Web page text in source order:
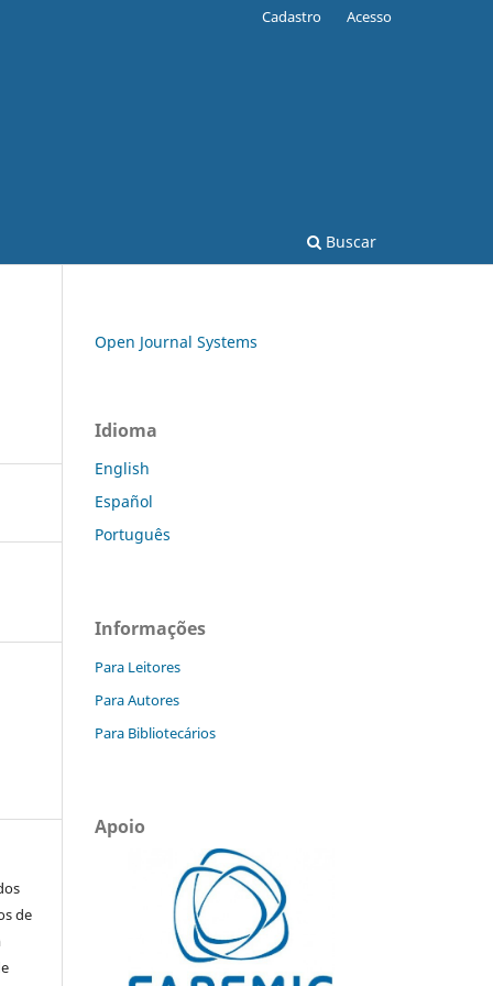
Buscar
Cadastro Acesso
de
Open Journal Systems
Idioma
English
Español
Português
Informações
Para Leitores
Para Autores
Para Bibliotecários
Apoio